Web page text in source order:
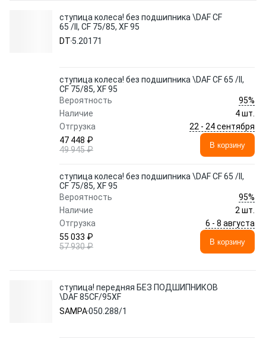
ступица колеса! без подшипника \DAF CF
65 /II, CF 75/85, XF 95
DT 5.20171
ступица колеса! без подшипника \DAF CF 65 /II,
CF 75/85, XF 95
Вероятность
95%
Наличие
4 шт.
Отгрузка
22 - 24 сентября
47 448 ₽
49 945 ₽
В корзину
ступица колеса! без подшипника \DAF CF 65 /II,
CF 75/85, XF 95
Вероятность
95%
Наличие
2 шт.
Отгрузка
6 - 8 августа
55 033 ₽
57 930 ₽
В корзину
ступица! передняя БЕЗ ПОДШИПНИКОВ
\DAF 85CF/95XF
SAMPA050.288/1